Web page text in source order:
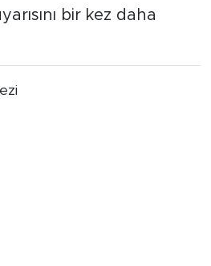
bir kez daha